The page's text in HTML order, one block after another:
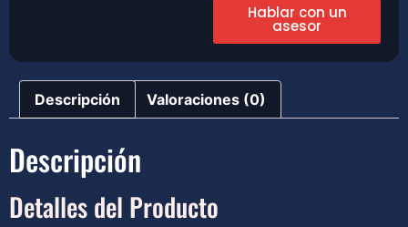
Hablar con un
asesor
Descripción Valoraciones (0)
Descripción
Detalles del Producto